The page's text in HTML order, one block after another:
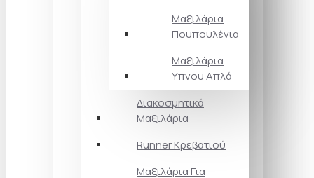
Μαξιλάρια
Πουπουλένια
Μαξιλάρια
Υπνου Απλά
Διακοσμητικά
Μαξιλάρια
Runner Κρεβατιού
Μαξιλάρια Για